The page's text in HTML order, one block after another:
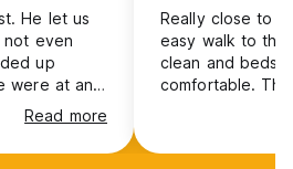
He let us
not even
up
were at and
The
guy and
Read more
Really close to
easy walk to the
clean and beds
comfortable.
incredible food.